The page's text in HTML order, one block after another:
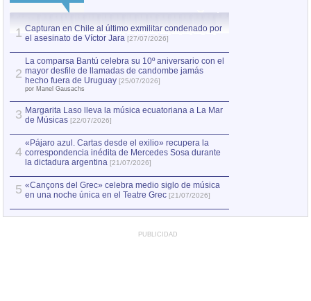
1 Capturan en Chile al último exmilitar condenado por
el asesinato de Víctor Jara [27/07/2026]
2
La comparsa Bantú celebra su 10º aniversario con el
mayor desfile de llamadas de candombe jamás
hecho fuera de Uruguay [25/07/2026]
por Manel Gausachs
3 Margarita Laso lleva la música ecuatoriana a La Mar
de Músicas [22/07/2026]
4
«Pájaro azul. Cartas desde el exilio» recupera la
correspondencia inédita de Mercedes Sosa durante
la dictadura argentina [21/07/2026]
5 «Cançons del Grec» celebra medio siglo de música
en una noche única en el Teatre Grec [21/07/2026]
PUBLICIDAD